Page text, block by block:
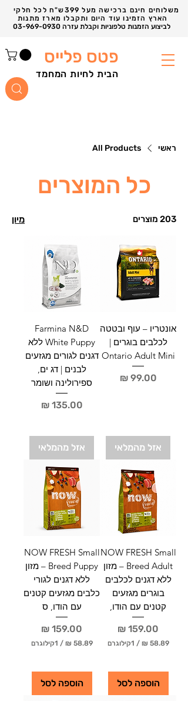
משלוחים חינם ברכישה מעל 399ש"ח לכל חלקי
פטס פלייס
הבית לחיות המחמד
ראשי All Products
כל המוצרים
203 מוצרים מיון
אונטריו – עוף ובטטה
לכלבים בוגרים |
Ontario Adult Mini
מחיר
אזל מהמלאי
Farmina N&D
White Puppy ללא
דגנים לגורים מגזעים
לבנים | דג ים,
ספירולינה ושומר
מחיר
אזל מהמלאי
NOW FRESH Small
Breed Adult – מזון
ללא דגנים לכלבים
בוגרים מגזעים
קטנים עם הודו,
מחיר
‏58.89 ‏₪
/ 1קילוגרם
8
.
הוספה לסל
NOW FRESH Small
Breed Puppy – מזון
ללא דגנים לגורי
כלבים מגזעים קטנים
עם הודו, ס
מחיר
‏58.89 ‏₪
/ 1קילוגרם
8
.
הוספה לסל